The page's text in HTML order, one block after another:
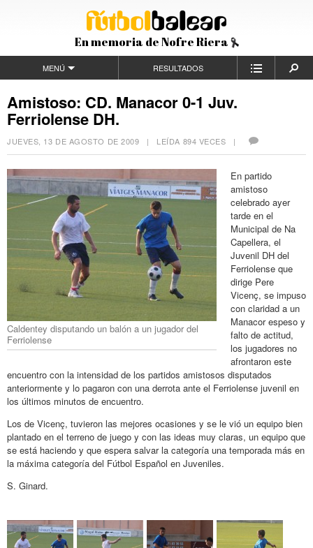
En memoria de Nofre Riera
MENÚ RESULTADOS
Amistoso: CD. Manacor 0-1 Juv.
Ferriolense DH.
JUEVES, 13 DE AGOSTO DE 2009 | LEÍDA 894 VECES |
Caldentey disputando un balón a un jugador del
Ferriolense
En partido
amistoso
celebrado ayer
tarde en el
Municipal de Na
Capellera, el
Juvenil DH del
Ferriolense que
dirige Pere
Vicenç, se impuso
con claridad a un
Manacor espeso y
falto de actitud,
los jugadores no
afrontaron este
encuentro con la intensidad de los partidos amistosos disputados
anteriormente y lo pagaron con una derrota ante el Ferriolense juvenil en
los últimos minutos de encuentro.
Los de Vicenç, tuvieron las mejores ocasiones y se le vió un equipo bien
plantado en el terreno de juego y con las ideas muy claras, un equipo que
se está haciendo y que espera salvar la categoría una temporada más en
la máxima categoría del Fútbol Español en Juveniles.
S. Ginard.